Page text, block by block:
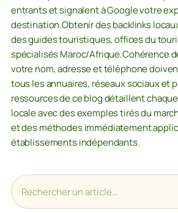
entrants et signalent à Google votre
destination.Obtenir des backlinks
des guides touristiques, offices du
spécialisés Maroc/Afrique.Cohérence
votre nom, adresse et téléphone
tous les annuaires, réseaux sociaux et
ressources de ce blog détaillent
locale avec des exemples tirés du
et des méthodes immédiatement
établissements indépendants.